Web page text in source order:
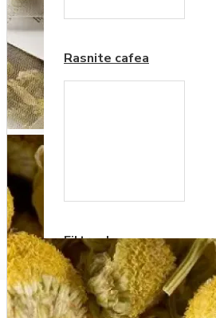
Rasnite cafea
Filtre de apa
ESPRESSOARE AUTOMATE
ALIMENTE SI DELICATESE